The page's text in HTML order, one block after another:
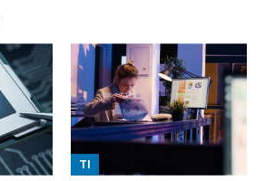
TI